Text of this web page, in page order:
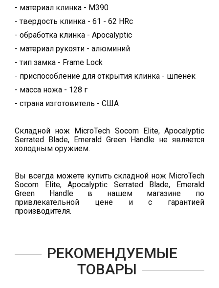
- материал клинка - M390
- твердость клинка - 61 - 62 HRc
- обработка клинка - Apocalyptic
- материал рукояти - алюминий
- тип замка - Frame Lock
- приспособление для открытия клинка - шпенек
- масса ножа - 128 г
- страна изготовитель - США
Складной нож MicroTech Socom Elite, Apocalyptic
Serrated Blade, Emerald Green Handle не является
холодным оружием.
Вы всегда можете купить складной нож MicroTech
Socom Elite, Apocalyptic Serrated Blade, Emerald
Green Handle в нашем магазине по
привлекательной цене и с гарантией
производителя.
РЕКОМЕНДУЕМЫЕ
ТОВАРЫ